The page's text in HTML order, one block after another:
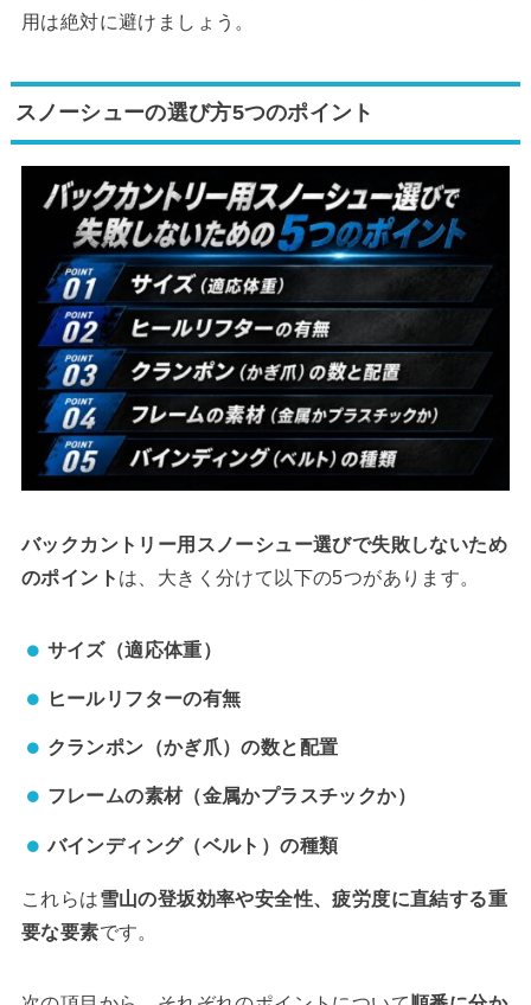
用は絶対に避けましょう。
スノーシューの選び方5つのポイント
バックカントリー用スノーシュー選びで失敗しないため
のポイント は、大きく分けて以下の5つがあります。
サイズ（適応体重）
ヒールリフターの有無
クランポン（かぎ爪）の数と配置
フレームの素材（金属かプラスチックか）
バインディング（ベルト）の種類
これらは雪山の登坂効率や安全性、疲労度に直結する重
要な要素です。